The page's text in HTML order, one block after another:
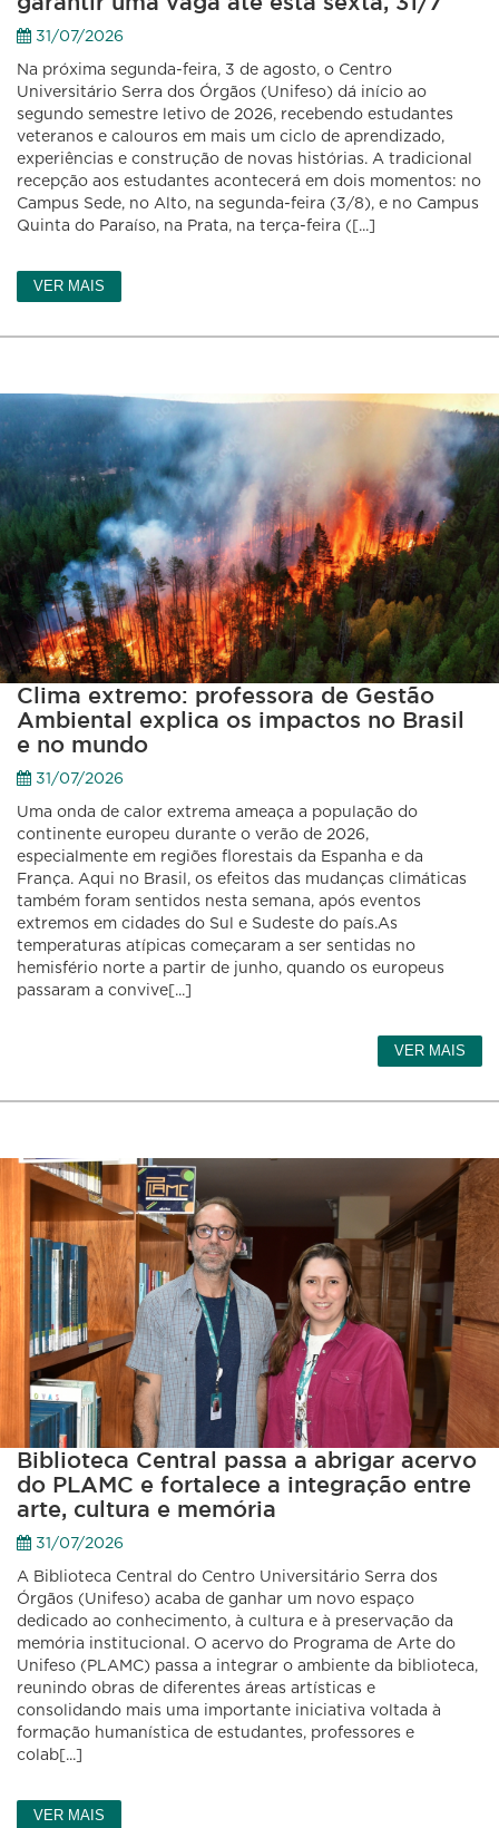
31/07/2026
Na próxima segunda-feira, 3 de agosto, o Centro
Universitário Serra dos Órgãos (Unifeso) dá início ao
segundo semestre letivo de 2026, recebendo estudantes
veteranos e calouros em mais um ciclo de aprendizado,
experiências e construção de novas histórias. A tradicional
recepção aos estudantes acontecerá em dois momentos: no
Campus Sede, no Alto, na segunda-feira (3/8), e no Campus
Quinta do Paraíso, na Prata, na terça-feira ([...]
VER MAIS
Clima extremo: professora de Gestão
Ambiental explica os impactos no Brasil
e no mundo
31/07/2026
Uma onda de calor extrema ameaça a população do
continente europeu durante o verão de 2026,
especialmente em regiões florestais da Espanha e da
França. Aqui no Brasil, os efeitos das mudanças climáticas
também foram sentidos nesta semana, após eventos
extremos em cidades do Sul e Sudeste do país.As
temperaturas atípicas começaram a ser sentidas no
hemisfério norte a partir de junho, quando os europeus
passaram a convive[...]
VER MAIS
Biblioteca Central passa a abrigar acervo
do PLAMC e fortalece a integração entre
arte, cultura e memória
31/07/2026
A Biblioteca Central do Centro Universitário Serra dos
Órgãos (Unifeso) acaba de ganhar um novo espaço
dedicado ao conhecimento, à cultura e à preservação da
memória institucional. O acervo do Programa de Arte do
Unifeso (PLAMC) passa a integrar o ambiente da biblioteca,
reunindo obras de diferentes áreas artísticas e
consolidando mais uma importante iniciativa voltada à
formação humanística de estudantes, professores e
colab[...]
VER MAIS